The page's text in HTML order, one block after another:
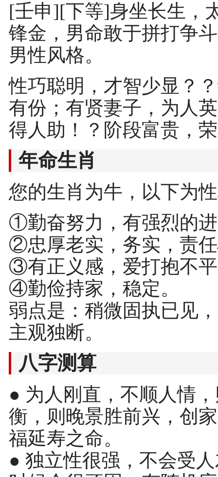
[壬申][下等]身坐长生，
锋金，男命敢于拼打争
男性风格。
性巧聪明，才智少显？
有份；有贤妻子，为人
得人助！？阶段富贵，
年命生肖
您的生肖为牛，以下为
①勤奋努力，有强烈的
②忠厚老实，务实，责
③有正义感，爱打抱不
④勤俭持家，稳定。
弱点是：稍微固执已见
主观独断。
八字测算
● 为人刚直，不顺人情
衡，则晚景胜前兴，创
福延寿之命。
● 独立性很强，不会受